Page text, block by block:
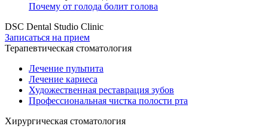
Почему от голода болит голова
DSC Dental Studio Clinic
Записаться на прием
Терапевтическая стоматология
Лечение пульпита
Лечение кариеса
Художественная реставрация зубов
Профессиональная чистка полости рта
Хирургическая стоматология